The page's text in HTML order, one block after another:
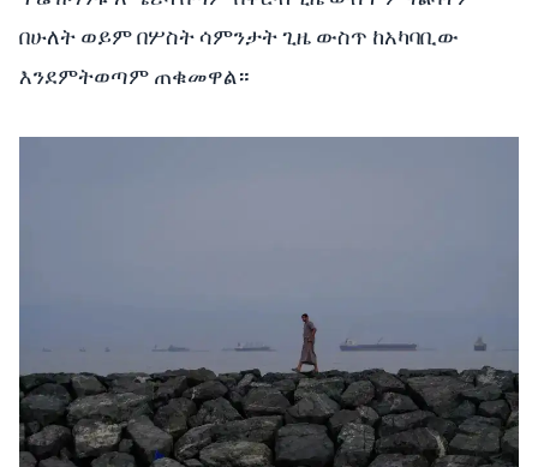
በሁለት ወይም በሦስት ሳምንታት ጊዜ ውስጥ ከአካባቢው
እንደምትወጣም ጠቁመዋል።